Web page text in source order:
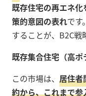
既存住宅の再エネ
策的意図の表れです
することが、B2C戦
既存集合住宅（高
この市場は、 居住者
約から、これまで